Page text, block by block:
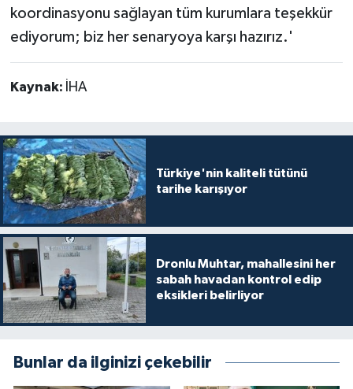
koordinasyonu sağlayan tüm kurumlara teşekkür
ediyorum; biz her senaryoya karşı hazırız.'
Kaynak: İHA
Türkiye'nin kaliteli tütünü
tarihe karışıyor
Dronlu Muhtar, mahallesini her
sabah havadan kontrol edip
eksikleri belirliyor
Bunlar da ilginizi çekebilir